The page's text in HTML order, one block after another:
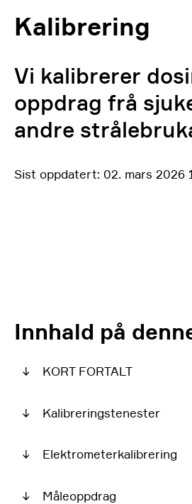
Kalibrering
Vi kalibrerer
oppdrag frå
andre
Sist oppdatert: 02. mars 2026
Innhald på
↓ KORT FORTALT
↓ Kalibreringstenester
↓ Elektrometerkalibrering
↓ Måleoppdrag